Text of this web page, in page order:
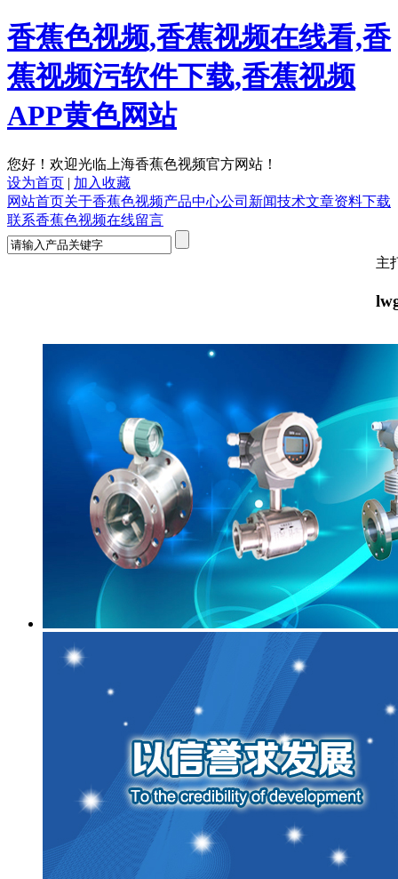
香蕉色视频,香蕉视频在线看,香
蕉视频污软件下载,香蕉视频
APP黄色网站
您好！欢迎光临上海香蕉色视频官方网站！
设为首页 | 加入收藏
网站首页关于香蕉色视频产品中心公司新闻技术文章资料下载
联系香蕉色视频在线留言
主